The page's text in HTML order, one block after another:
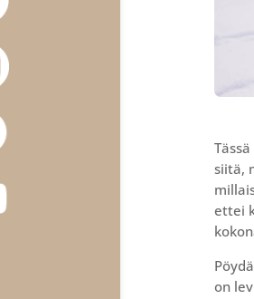
siitä,
ettei
on